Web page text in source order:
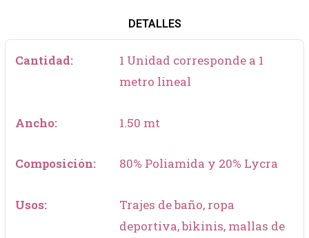
DETALLES
Cantidad:
1 Unidad corresponde a 1
metro lineal
Ancho: 1.50 mt
Composición: 80% Poliamida y 20% Lycra
Usos:
Trajes de baño, ropa
deportiva, bikinis, mallas de